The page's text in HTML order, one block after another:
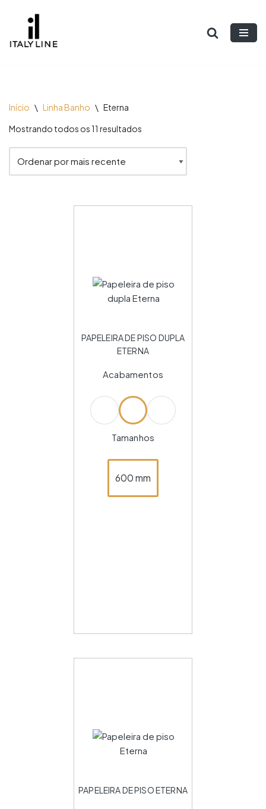
para
Início \ Linha Banho \ Eterna
Mostrando todos os 11 resultados
PAPELEIRA DE PISO DUPLA
ETERNA
Acabamentos
Tamanhos
600 mm
PAPELEIRA DE PISO ETERNA